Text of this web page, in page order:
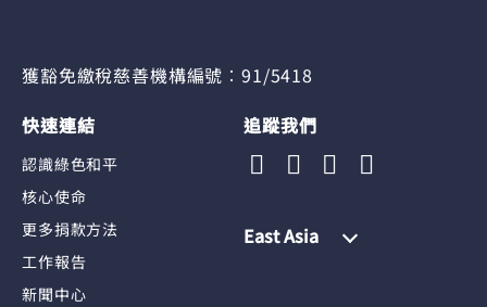
獲豁免繳稅慈善機構編號︰91/5418
快速連結
認識綠色和平
核心使命
更多捐款方法
工作報告
新聞中心
追蹤我們
East Asia